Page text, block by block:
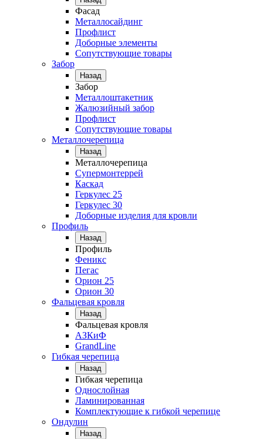
Фасад
Металлосайдинг
Профлист
Доборные элементы
Сопутствующие товары
Забор
Назад
Забор
Металлоштакетник
Жалюзийный забор
Профлист
Сопутствующие товары
Металлочерепица
Назад
Металлочерепица
Супермонтеррей
Каскад
Геркулес 25
Геркулес 30
Доборные изделия для кровли
Профиль
Назад
Профиль
Феникс
Пегас
Орион 25
Орион 30
Фальцевая кровля
Назад
Фальцевая кровля
АЗКиФ
GrandLine
Гибкая черепица
Назад
Гибкая черепица
Однослойная
Ламинированная
Комплектующие к гибкой черепице
Ондулин
Назад